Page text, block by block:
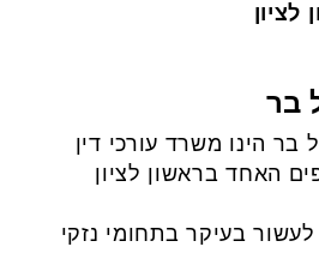
בר
הינו משרד עורכי דין
האחד בראשון לציון
בעיקר בתחומי נזקי